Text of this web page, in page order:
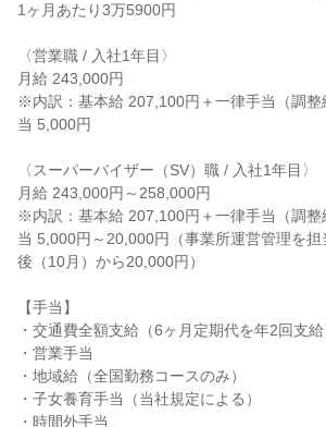
1ヶ月あたり3万5900円
〈営業職 / 入社1年目〉
月給 243,000円
※内訳：基本給 207,100円＋一律手当（調
当 5,000円
〈スーパーバイザー（SV）職 / 入社1年目〉
月給 243,000円～258,000円
※内訳：基本給 207,100円＋一律手当（調
当 5,000円～20,000円（事業所運営管理を
後（10月）から20,000円）
【手当】
・交通費全額支給（6ヶ月定期代を年2回支給
・営業手当
・地域給（全国勤務コースのみ）
・子女養育手当（当社規定による）
・時間外手当